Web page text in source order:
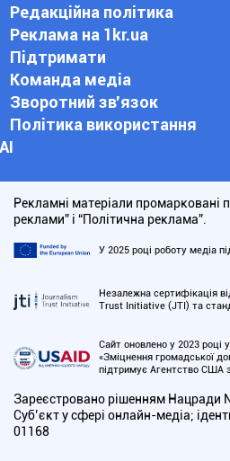
Редакційна політика
Реклама на 1kr.ua
Підтримати
Команда медіа
Зворотний зв'язок
Політика використання
АІ
Рекламні матеріали промарковані
реклами” і “Політична реклама”.
У 2025 році роботу медіа
Незалежна сертифікація
Trust Initiative (JTI) та
Сайт оновлено у 2023 році
«Зміцнення громадської
підтримує Агентство США
Зареєстровано рішенням Нацради
Cуб’єкт у сфері онлайн-медіа;
01168